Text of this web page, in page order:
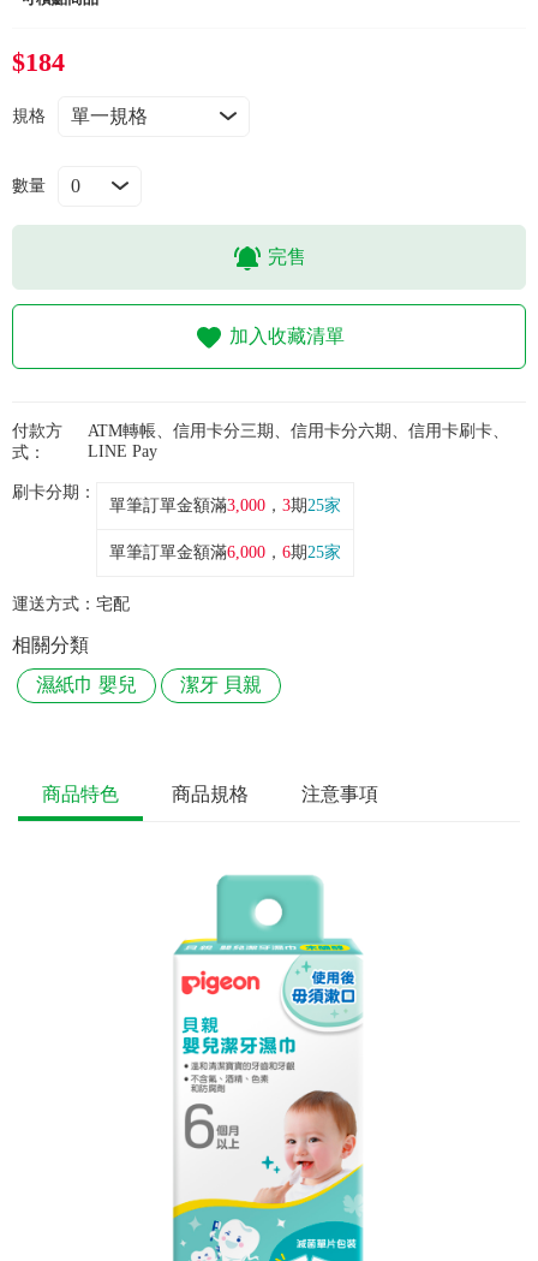
會員專區
常見問題
折價券、紅利說明
$184
規格
數量
完售
加入收藏清單
付款方
式：
ATM轉帳、信用卡分三期、信用卡分六期、信用卡刷卡、
LINE Pay
刷卡分期：
單筆訂單金額滿3,000 ， 3期25家
單筆訂單金額滿6,000 ， 6期25家
運送方式： 宅配
相關分類
濕紙巾 嬰兒
潔牙 貝親
商品特色 商品規格 注意事項